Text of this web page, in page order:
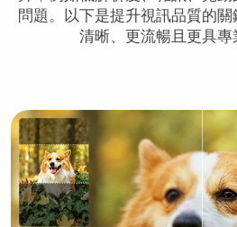
問題。以下是提升視訊品質的
清晰、更流暢且更具專